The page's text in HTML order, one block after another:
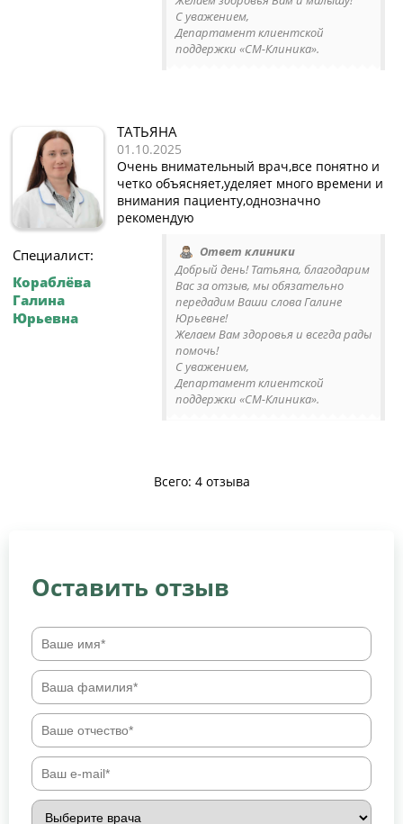
С уважением,
Департамент клиентской
поддержки «СМ-Клиника».
Специалист:
Кораблёва
Галина
Юрьевна
ТАТЬЯНА
01.10.2025
Очень внимательный врач,все понятно и
четко объясняет,уделяет много времени и
внимания пациенту,однозначно
рекомендую
Ответ клиники
Добрый день! Татьяна, благодарим
Вас за отзыв, мы обязательно
передадим Ваши слова Галине
Юрьевне!
Желаем Вам здоровья и всегда рады
помочь!
С уважением,
Департамент клиентской
поддержки «СМ-Клиника».
Всего: 4 отзыва
Оставить отзыв